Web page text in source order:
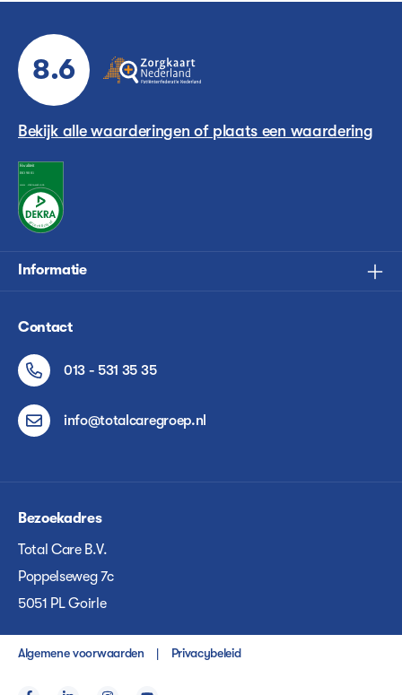
8.6
Bekijk alle waarderingen of plaats een waardering
Informatie
Contact
013 - 531 35 35
info@totalcaregroep.nl
Bezoekadres
Total Care B.V.
Poppelseweg 7c
5051 PL Goirle
Algemene voorwaarden Privacybeleid